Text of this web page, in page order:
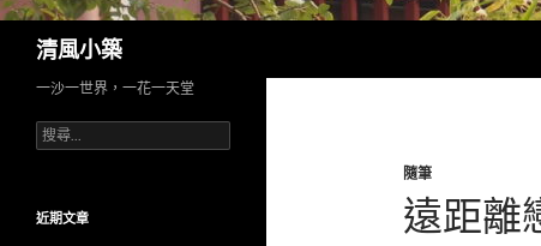
清風小築
隨筆
遠距離
一沙一世界，一花一天堂
搜
尋
字
近期文章